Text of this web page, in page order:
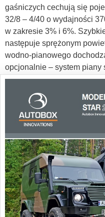
gaśniczych cechują się
32/8 – 4/40 o wydajności
w zakresie 3% i 6%.
następuje sprężonym
wodno-pianowego
opcjonalnie – system piany
Bluetooth, sygnalizacja
LED, sterowany
łączności radiowej
kabiny, fala świetlna,
zabudowie kompozytowej
wyspecyfikowany przez
Wymiary tego pojazdu są
Tekst: Jarosław Brach
Zdjęcia: Jarosław Brach